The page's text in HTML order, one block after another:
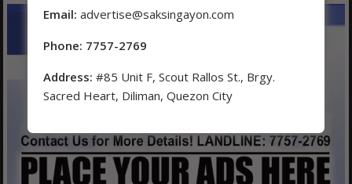
Email: advertise@saksingayon.com
Phone: 7757-2769
Address: #85 Unit F, Scout Rallos St., Brgy.
Sacred Heart, Diliman, Quezon City